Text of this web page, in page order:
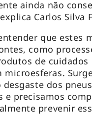
ainda não
Carlos Silva
que estes
como
de
dos
e precisamos
prevenir